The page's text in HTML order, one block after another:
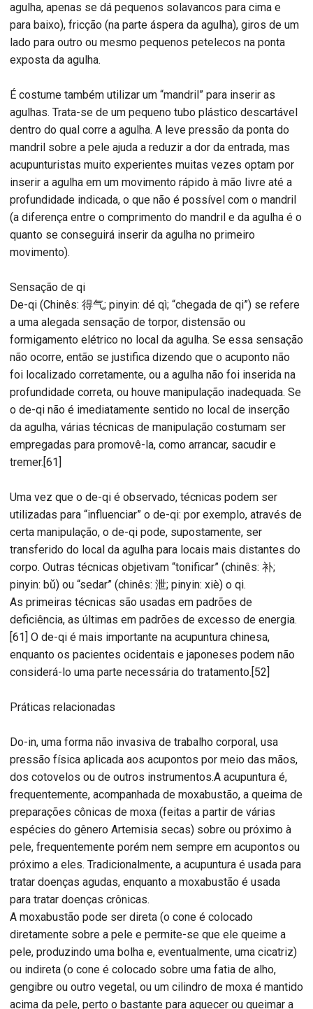
agulha, apenas se dá pequenos solavancos para cima e
para baixo), fricção (na parte áspera da agulha), giros de um
lado para outro ou mesmo pequenos petelecos na ponta
exposta da agulha.
É costume também utilizar um “mandril” para inserir as
agulhas. Trata-se de um pequeno tubo plástico descartável
dentro do qual corre a agulha. A leve pressão da ponta do
mandril sobre a pele ajuda a reduzir a dor da entrada, mas
acupunturistas muito experientes muitas vezes optam por
inserir a agulha em um movimento rápido à mão livre até a
profundidade indicada, o que não é possível com o mandril
(a diferença entre o comprimento do mandril e da agulha é o
quanto se conseguirá inserir da agulha no primeiro
movimento).
Sensação de qi
De-qi (Chinês: 得气; pinyin: dé qì; “chegada de qi”) se refere
a uma alegada sensação de torpor, distensão ou
formigamento elétrico no local da agulha. Se essa sensação
não ocorre, então se justifica dizendo que o acuponto não
foi localizado corretamente, ou a agulha não foi inserida na
profundidade correta, ou houve manipulação inadequada. Se
o de-qi não é imediatamente sentido no local de inserção
da agulha, várias técnicas de manipulação costumam ser
empregadas para promovê-la, como arrancar, sacudir e
tremer.[61]
Uma vez que o de-qi é observado, técnicas podem ser
utilizadas para “influenciar” o de-qi: por exemplo, através de
certa manipulação, o de-qi pode, supostamente, ser
transferido do local da agulha para locais mais distantes do
corpo. Outras técnicas objetivam “tonificar” (chinês: 补;
pinyin: bǔ) ou “sedar” (chinês: 泄; pinyin: xiè) o qi.
As primeiras técnicas são usadas em padrões de
deficiência, as últimas em padrões de excesso de energia.
[61] O de-qi é mais importante na acupuntura chinesa,
enquanto os pacientes ocidentais e japoneses podem não
considerá-lo uma parte necessária do tratamento.[52]
Práticas relacionadas
Do-in, uma forma não invasiva de trabalho corporal, usa
pressão física aplicada aos acupontos por meio das mãos,
dos cotovelos ou de outros instrumentos.A acupuntura é,
frequentemente, acompanhada de moxabustão, a queima de
preparações cônicas de moxa (feitas a partir de várias
espécies do gênero Artemisia secas) sobre ou próximo à
pele, frequentemente porém nem sempre em acupontos ou
próximo a eles. Tradicionalmente, a acupuntura é usada para
tratar doenças agudas, enquanto a moxabustão é usada
para tratar doenças crônicas.
A moxabustão pode ser direta (o cone é colocado
diretamente sobre a pele e permite-se que ele queime a
pele, produzindo uma bolha e, eventualmente, uma cicatriz)
ou indireta (o cone é colocado sobre uma fatia de alho,
gengibre ou outro vegetal, ou um cilindro de moxa é mantido
acima da pele, perto o bastante para aquecer ou queimar a